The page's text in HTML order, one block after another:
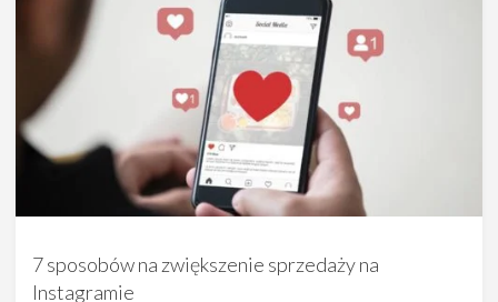
7 sposobów na zwiększenie sprzedaży na
Instagramie